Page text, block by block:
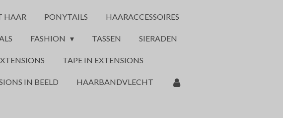
HAAR PONYTAILS HAARACCESSOIRES
FASHION TASSEN SIERADEN
TAPE IN EXTENSIONS
IN BEELD HAARBANDVLECHT